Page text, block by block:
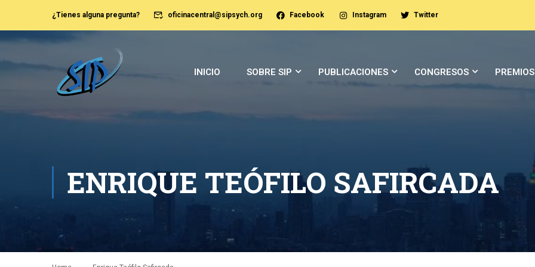
¿Tienes alguna pregunta? oficinacentral@sipsych.org Facebook Instagram Twitter
INICIO SOBRE SIP PUBLICACIONES CONGRESOS PREMIOS
ENRIQUE TEÓFILO SAFIRCADA